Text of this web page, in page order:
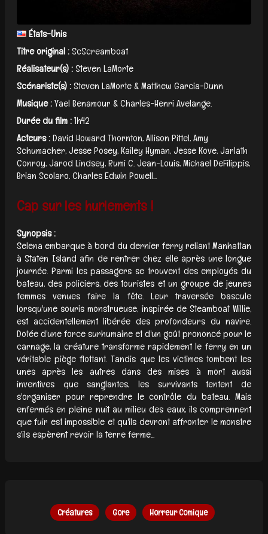
États-Unis
Titre original :ScScreamboat
Réalisateur(s) :Steven LaMorte
Scénariste(s) :Steven LaMorte & Matthew Garcia-Dunn
Musique :Yael Benamour & Charles-Henri Avelange.
Durée du film :1h42
Acteurs :David Howard Thornton, Allison Pittel, Amy
Schumacher, Jesse Posey, Kailey Hyman, Jesse Kove, Jarlath
Conroy, Jarod Lindsey, Rumi C. Jean-Louis, Michael DeFilippis,
Brian Scolaro, Charles Edwin Powell...
Cap sur les hurlements !
Synopsis :
Selena embarque à bord du dernier ferry reliant Manhattan
à Staten Island afin de rentrer chez elle après une longue
journée. Parmi les passagers se trouvent des employés du
bateau, des policiers, des touristes et un groupe de jeunes
femmes venues faire la fête. Leur traversée bascule
lorsqu'une souris monstrueuse, inspirée de Steamboat Willie,
est accidentellement libérée des profondeurs du navire.
Dotée d'une force surhumaine et d'un goût prononcé pour le
carnage, la créature transforme rapidement le ferry en un
véritable piège flottant. Tandis que les victimes tombent les
unes après les autres dans des mises à mort aussi
inventives que sanglantes, les survivants tentent de
s'organiser pour reprendre le contrôle du bateau. Mais
enfermés en pleine nuit au milieu des eaux, ils comprennent
que fuir est impossible et qu'ils devront affronter le monstre
s'ils espèrent revoir la terre ferme...
Créatures Gore Horreur Comique